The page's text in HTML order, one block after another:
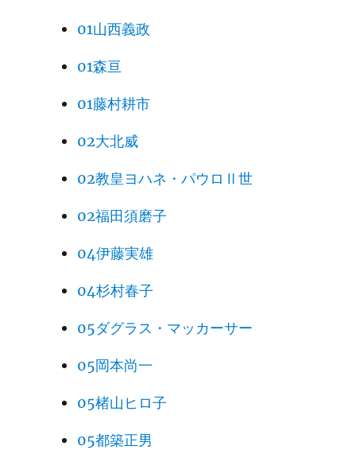
01山西義政
01森亘
01藤村耕市
02大北威
02教皇ヨハネ・パウロⅡ世
02福田須磨子
04伊藤実雄
04杉村春子
05ダグラス・マッカーサー
05岡本尚一
05楮山ヒロ子
05都築正男